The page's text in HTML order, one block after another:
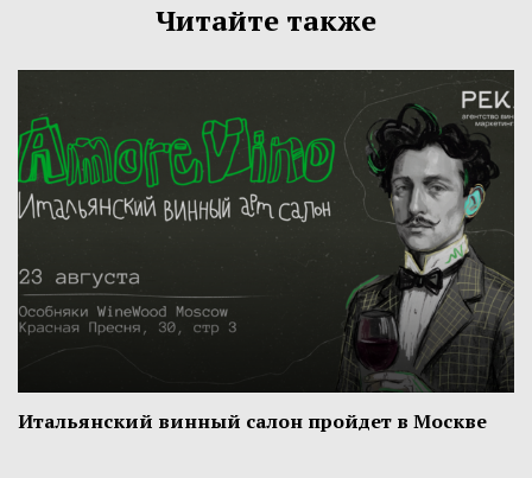
Читайте также
Итальянский винный салон пройдет в Москве